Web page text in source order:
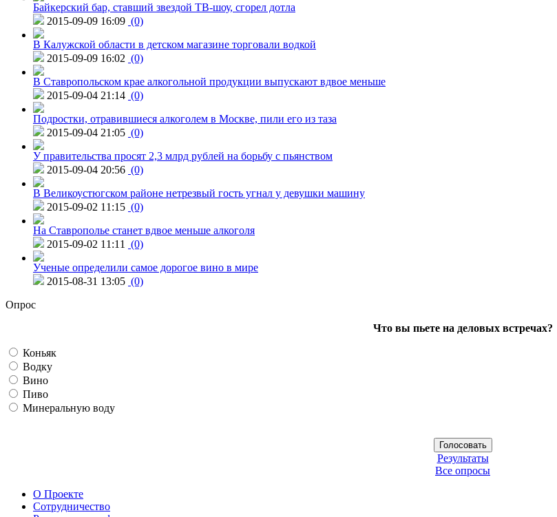
Байкерский бар, ставший звездой ТВ-шоу, сгорел дотла
2015-09-09 16:09 (0)
В Калужской области в детском магазине торговали водкой
2015-09-09 16:02 (0)
В Ставропольском крае алкогольной продукции выпускают вдвое меньше
2015-09-04 21:14 (0)
Подростки, отравившиеся алкоголем в Москве, пили его из таза
2015-09-04 21:05 (0)
У правительства просят 2,3 млрд рублей на борьбу с пьянством
2015-09-04 20:56 (0)
В Великоустюгском районе нетрезвый гость угнал у девушки машину
2015-09-02 11:15 (0)
На Ставрополье станет вдвое меньше алкоголя
2015-09-02 11:11
(0)
Ученые определили самое дорогое вино в мире
2015-08-31 13:05 (0)
Опрос
Что вы пьете на деловых встречах?
Коньяк
Водку
Вино
Пиво
Минеральную воду
Результаты
Все опросы
О Проекте
Сотрудничество